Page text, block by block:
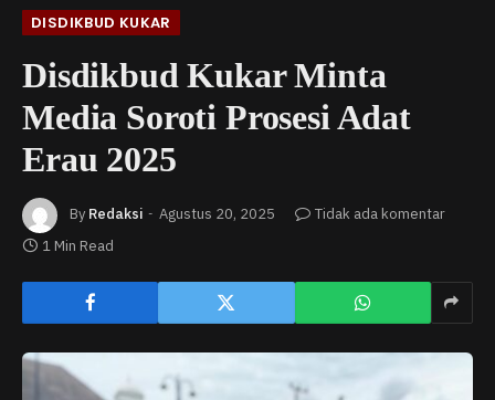
DISDIKBUD KUKAR
Disdikbud Kukar Minta
Media Soroti Prosesi Adat
Erau 2025
By Redaksi Agustus 20, 2025
Tidak ada komentar
1 Min Read